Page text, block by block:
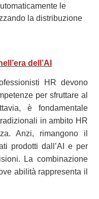
le
la distribuzione
dell’AI
HR devono
per sfruttare al
è fondamentale
in ambito HR
Anzi, rimangono il
prodotti dall’AI e per
La combinazione
abilità rappresenta il